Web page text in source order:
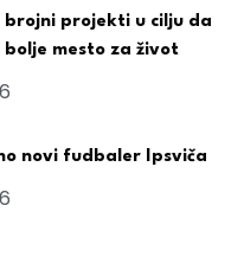
brojni projekti u cilju da
mesto za život
novi fudbaler Ipsviča